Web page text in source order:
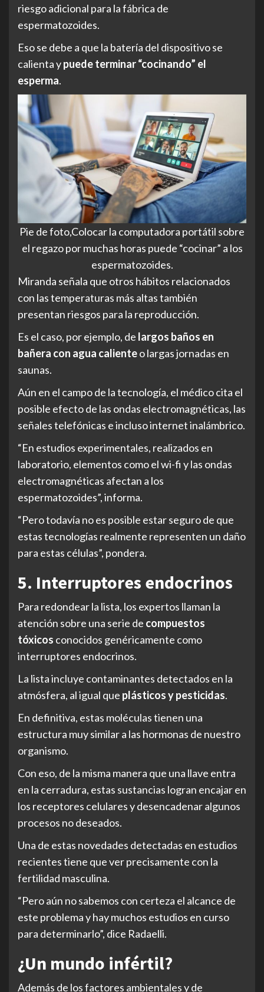
riesgo adicional para la fábrica de
espermatozoides.
Eso se debe a que la batería del dispositivo se
calienta ypuede terminar “cocinando” el
esperma.
Pie de foto,Colocar la computadora portátil sobre
el regazo por muchas horas puede “cocinar” a los
espermatozoides.
Miranda señala que otros hábitos relacionados
con las temperaturas más altas también
presentan riesgos para la reproducción.
Es el caso, por ejemplo, de largos baños en
bañera con agua calienteo largas jornadas en
saunas.
Aún en el campo de la tecnología, el médico cita el
posible efecto de las ondas electromagnéticas, las
señales telefónicas e incluso internet inalámbrico.
“En estudios experimentales, realizados en
laboratorio, elementos como el wi-fi y las ondas
electromagnéticas afectan a los
espermatozoides”, informa.
“Pero todavía no es posible estar seguro de que
estas tecnologías realmente representen un daño
para estas células”, pondera.
5. Interruptores endocrinos
Para redondear la lista, los expertos llaman la
atención sobre una serie de compuestos
tóxicos conocidos genéricamente como
interruptores endocrinos.
La lista incluye contaminantes detectados en la
atmósfera, al igual que plásticos y pesticidas.
En definitiva, estas moléculas tienen una
estructura muy similar a las hormonas de nuestro
organismo.
Con eso, de la misma manera que una llave entra
en la cerradura, estas sustancias logran encajar en
los receptores celulares y desencadenar algunos
procesos no deseados.
Una de estas novedades detectadas en estudios
recientes tiene que ver precisamente con la
fertilidad masculina.
“Pero aún no sabemos con certeza el alcance de
este problema y hay muchos estudios en curso
para determinarlo”, dice Radaelli.
¿Un mundo infértil?
Además de los factores ambientales y de